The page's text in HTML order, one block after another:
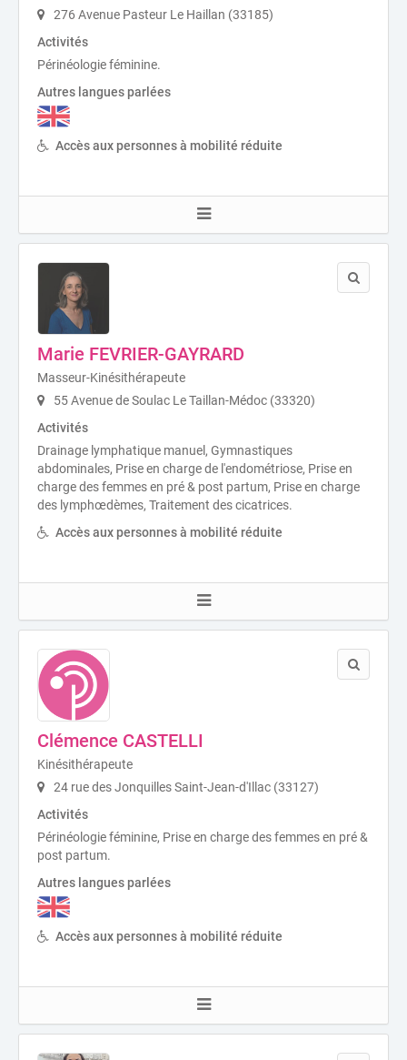
276 Avenue Pasteur Le Haillan (33185)
Activités
Périnéologie féminine.
Autres langues parlées
Accès aux personnes à mobilité réduite
Marie FEVRIER-GAYRARD
Masseur-Kinésithérapeute
55 Avenue de Soulac Le Taillan-Médoc (33320)
Activités
Drainage lymphatique manuel, Gymnastiques
abdominales, Prise en charge de l'endométriose, Prise en
charge des femmes en pré & post partum, Prise en charge
des lymphœdèmes, Traitement des cicatrices.
Accès aux personnes à mobilité réduite
Clémence CASTELLI
Kinésithérapeute
24 rue des Jonquilles Saint-Jean-d'Illac (33127)
Activités
Périnéologie féminine, Prise en charge des femmes en pré &
post partum.
Autres langues parlées
Accès aux personnes à mobilité réduite